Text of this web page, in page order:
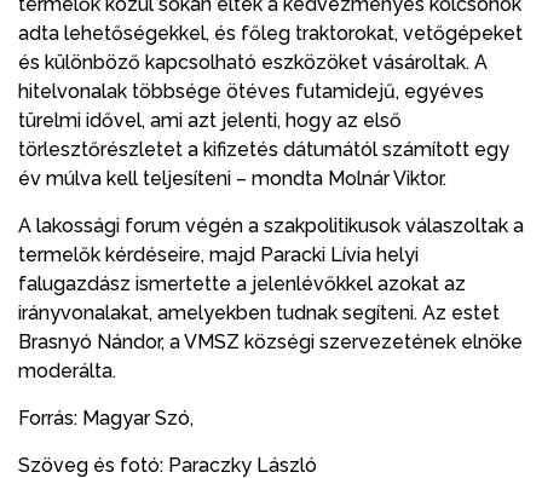
adta lehetőségekkel, és főleg traktorokat, vetőgépeket
és különböző kapcsolható eszközöket vásároltak. A
hitelvonalak többsége ötéves futamidejű, egyéves
türelmi idővel, ami azt jelenti, hogy az első
törlesztőrészletet a kifizetés dátumától számított egy
év múlva kell teljesíteni – mondta Molnár Viktor.
A lakossági forum végén a szakpolitikusok válaszoltak a
termelők kérdéseire, majd Paracki Lívia helyi
falugazdász ismertette a jelenlévőkkel azokat az
irányvonalakat, amelyekben tudnak segíteni. Az estet
Brasnyó Nándor, a VMSZ községi szervezetének elnöke
moderálta.
Forrás: Magyar Szó,
Szöveg és fotó: Paraczky László